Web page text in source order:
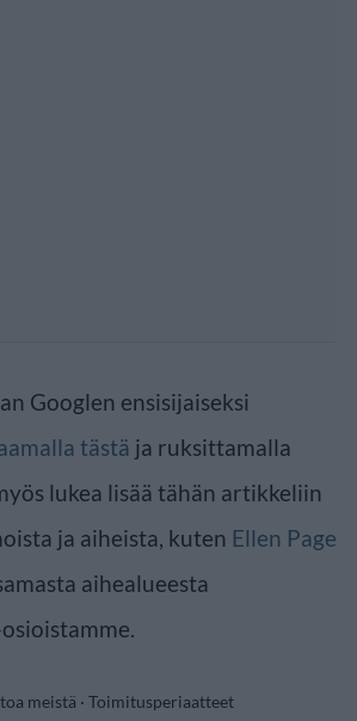
Googlen ensisijaiseksi
tästä ja ruksittamalla
lukea lisää tähän artikkeliin
ja aiheista, kuten Ellen Page
aihealueesta
meistä · Toimitusperiaatteet